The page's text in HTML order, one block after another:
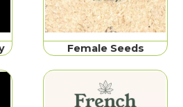
Female Seeds